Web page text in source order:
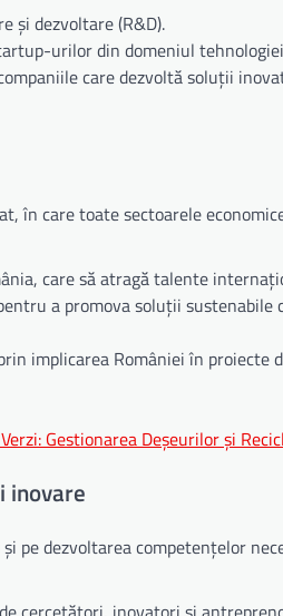
și dezvoltare (R&D).
urilor din domeniul
care dezvoltă soluții
în care toate sectoarele
care să atragă talente
a promova soluții sustenabile
implicarea României în proiecte
Gestionarea Deșeurilor și
inovare
și pe dezvoltarea competențelor